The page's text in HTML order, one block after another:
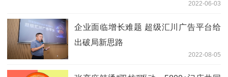
2022-06-03
企业面临增长难题 超级汇川广告平台给
出破局新思路
2022-08-05